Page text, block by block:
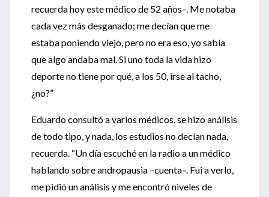
recuerda hoy este médico de 52 años–. Me notaba
cada vez más desganado; me decían que me
estaba poniendo viejo, pero no era eso, yo sabía
que algo andaba mal. Si uno toda la vida hizo
deporte no tiene por qué, a los 50, irse al tacho,
¿no?”
Eduardo consultó a varios médicos, se hizo análisis
de todo tipo, y nada, los estudios no decían nada,
recuerda. “Un día escuché en la radio a un médico
hablando sobre andropausia –cuenta–. Fui a verlo,
me pidió un análisis y me encontró niveles de